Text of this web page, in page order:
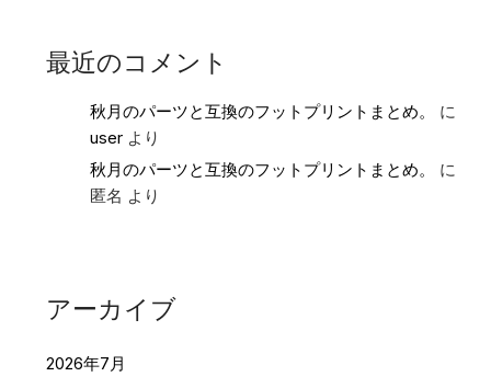
最近のコメント
秋月のパーツと互換のフットプリントまとめ。
に
user より
秋月のパーツと互換のフットプリントまとめ。
に
匿名 より
アーカイブ
2026年7月